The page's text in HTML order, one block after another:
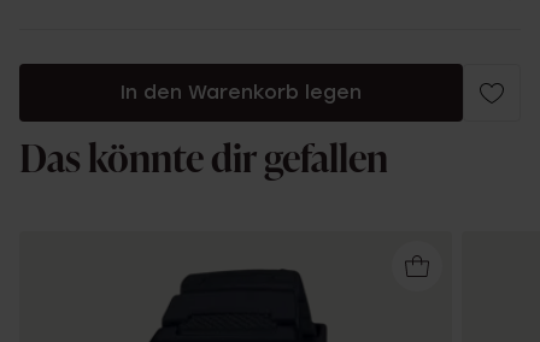
In den Warenkorb legen
Das könnte dir gefallen